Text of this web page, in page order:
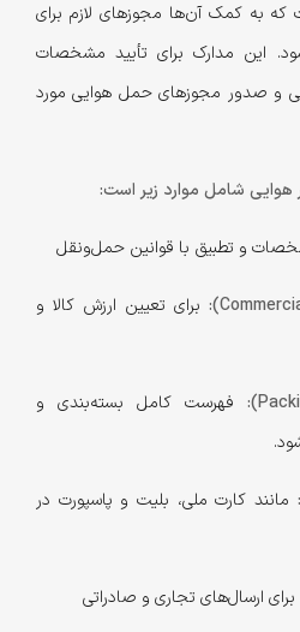
که به کمک آن‌ها مجوزهای لازم برای
این مدارک برای تأیید مشخصات
و صدور مجوزهای حمل هوایی مورد
هوایی شامل موارد زیر است:
و تطبیق با قوانین حمل‌ونقل
برای تعیین ارزش کالا و
فهرست کامل بسته‌بندی و
مانند کارت ملی، بلیت و پاسپورت در
ارسال‌های تجاری و صادراتی